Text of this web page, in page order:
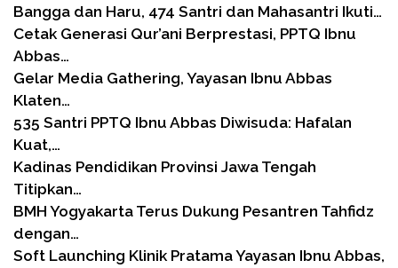
Bangga dan Haru, 474 Santri dan Mahasantri Ikuti…
Cetak Generasi Qur’ani Berprestasi, PPTQ Ibnu
Abbas…
Gelar Media Gathering, Yayasan Ibnu Abbas
Klaten…
535 Santri PPTQ Ibnu Abbas Diwisuda: Hafalan
Kuat,…
Kadinas Pendidikan Provinsi Jawa Tengah
Titipkan…
BMH Yogyakarta Terus Dukung Pesantren Tahfidz
dengan…
Soft Launching Klinik Pratama Yayasan Ibnu Abbas,